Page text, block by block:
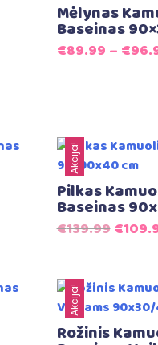
Mėlynas
Baseinas
€89.99 – €
Akcija!
Pilkas
Baseinas
€139.99€
Akcija!
Rožinis